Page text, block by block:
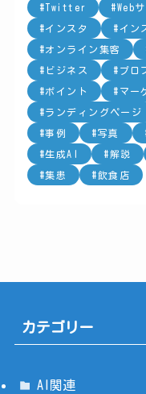
Twitter Web
インスタ イン
オンライン集客
ビジネス プロ
ポイント マー
ランディングページ
事例 写真
生成AI 解説
集患 飲食店
カテゴリー
AI関連